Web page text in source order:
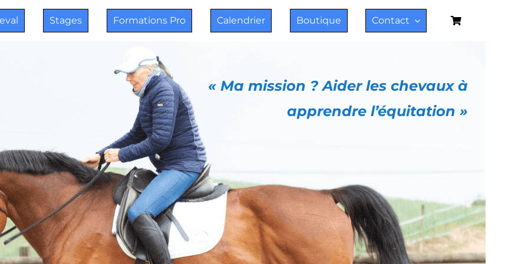
Stages Formations Pro Calendrier Boutique Contact
« Ma mission ? Aider les chevaux à
apprendre l’équitation »